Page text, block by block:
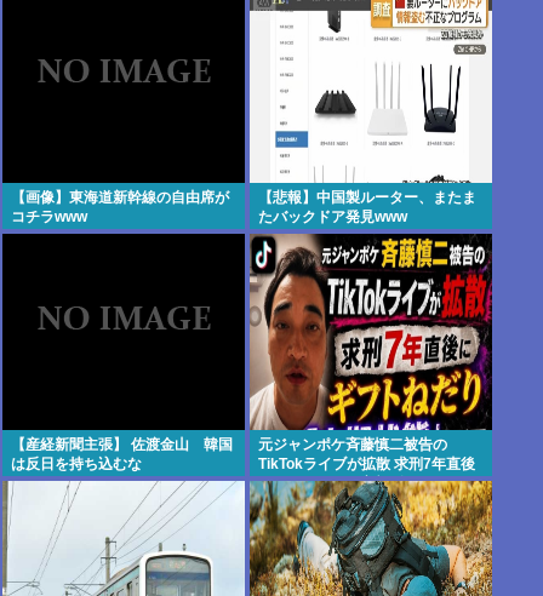
【画像】東海道新幹線の自由席が
コチラwww
【悲報】中国製ルーター、またま
たバックドア発見www
【産経新聞主張】 佐渡金山 韓国
は反日を持ち込むな
元ジャンポケ斉藤慎二被告の
TikTokライブが拡散 求刑7年直後
にうつろな目で高額ギフトねだり
続け「精神的に限界」「末期状
態」と話題